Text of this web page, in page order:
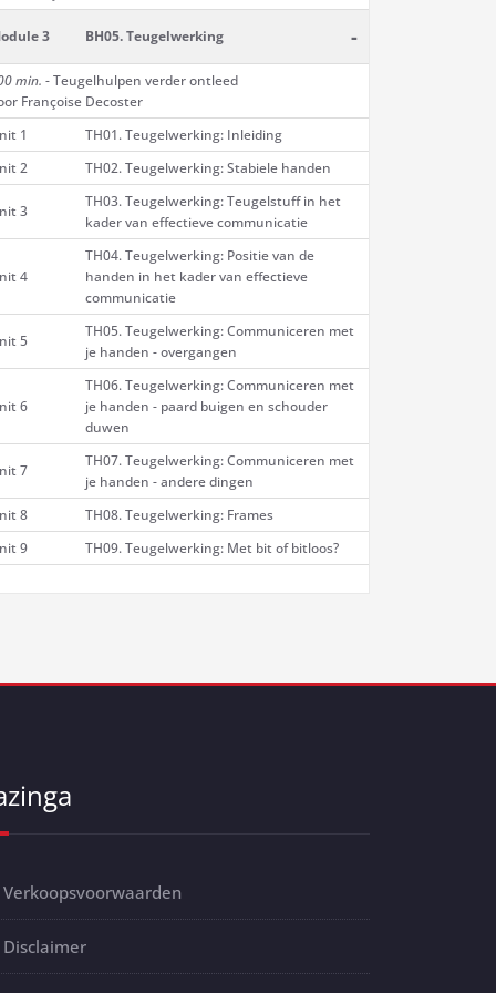
3 BH05. Teugelwerking -
min. - Teugelhulpen verder ontleed
Françoise Decoster
1
TH01. Teugelwerking: Inleiding
2
TH02. Teugelwerking: Stabiele handen
3
TH03. Teugelwerking: Teugelstuff in het
kader van effectieve communicatie
4
TH04. Teugelwerking: Positie van de
handen in het kader van effectieve
communicatie
5
TH05. Teugelwerking: Communiceren met
je handen - overgangen
6
TH06. Teugelwerking: Communiceren met
je handen - paard buigen en schouder
duwen
7
TH07. Teugelwerking: Communiceren met
je handen - andere dingen
8
TH08. Teugelwerking: Frames
9
TH09. Teugelwerking: Met bit of bitloos?
Verkoopsvoorwaarden
Disclaimer